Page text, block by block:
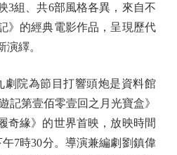
3組、共6部風格各異，來自不
》的經典電影作品，呈現歷代
繹。
院為節目打響頭炮是資料館
記第壹佰零壹回之月光寶盒》
奇緣》的世界首映，放映時間
7時30分。導演兼編劇劉鎮偉